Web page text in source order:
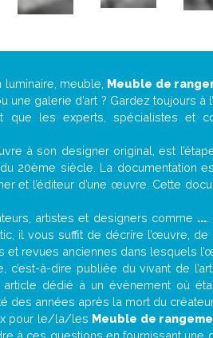
luminaire, meuble, Meuble de
galerie d’art ? Gardez toujours à
les experts, spécialistes et
à son designer original, est
20ème siècle. La documentation
et l’éditeur d’une œuvre. Cette
artistes et designers comme ....
il vous suffit de décrire l’œuvre,
et revues anciennes dans lesquels
à-dire publiée du vivant de
dédié à un évènement où
des années après la mort du
pour le/la/les Meuble de
à ces questions en fournissant une